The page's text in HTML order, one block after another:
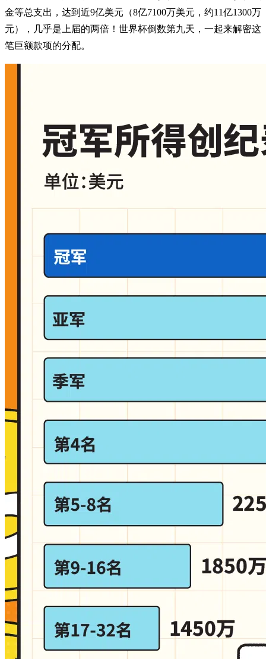
金等总支出，达到近9亿美元（8亿7100万美元，约11亿1300万
元），几乎是上届的两倍！世界杯倒数第九天，一起来解密这
笔巨额款项的分配。